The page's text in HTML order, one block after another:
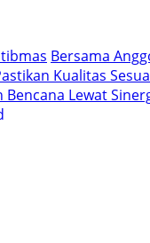
Bersama
Kualitas
Lewat